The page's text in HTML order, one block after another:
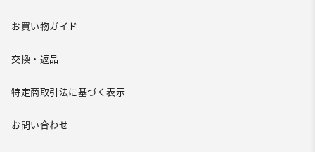
お買い物ガイド
交換・返品
特定商取引法に基づく表示
お問い合わせ